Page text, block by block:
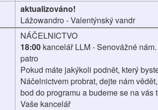
aktualizováno!
Lážowandro - Valentýnský vandr
NÁČELNICTVO
18:00 kancelář LLM - Senovážné
patro
Pokud máte jakýkoli podnět, který
Náčelnictvem probrat, dejte nám
bod do programu a budeme se na vás
Vaše kancelář